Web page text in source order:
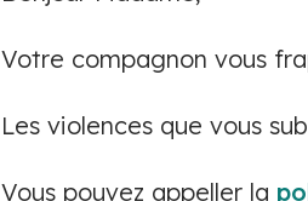
Votre compagnon vous
Les violences que vous
Vous pouvez appeller la